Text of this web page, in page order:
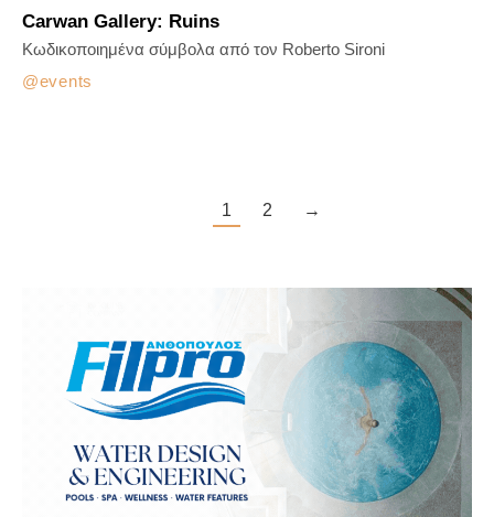
Carwan Gallery: Ruins
events
Κωδικοποιημένα σύμβολα από τον Roberto Sironi
1 2 →